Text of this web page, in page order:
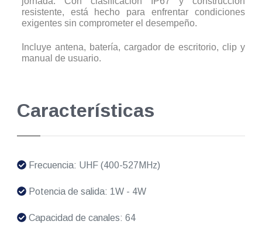
resistente, está hecho para enfrentar condiciones
exigentes sin comprometer el desempeño.
Incluye antena, batería, cargador de escritorio, clip y
manual de usuario.
Características
Frecuencia: UHF (400-527MHz)
Potencia de salida: 1W - 4W
Capacidad de canales: 64